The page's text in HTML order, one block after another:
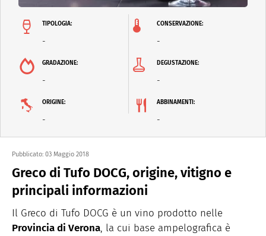
TIPOLOGIA:
-
CONSERVAZIONE:
-
GRADAZIONE:
-
DEGUSTAZIONE:
-
ORIGINE:
-
ABBINAMENTI:
-
Pubblicato: 03 Maggio 2018
Greco di Tufo DOCG, origine, vitigno e
principali informazioni
Il Greco di Tufo DOCG è un vino prodotto nelle
Provincia di Verona, la cui base ampelografica è